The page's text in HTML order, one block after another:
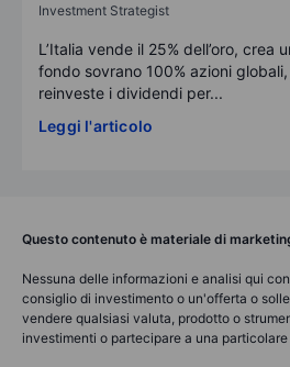
Investment Strategist
L’Italia vende il 25% dell’oro, crea
fondo sovrano 100% azioni globali,
reinveste i dividendi per...
Leggi l'articolo
Questo contenuto è materiale di
Nessuna delle informazioni e analisi qui
consiglio di investimento o un'offerta o
vendere qualsiasi valuta, prodotto o
investimenti o partecipare a una